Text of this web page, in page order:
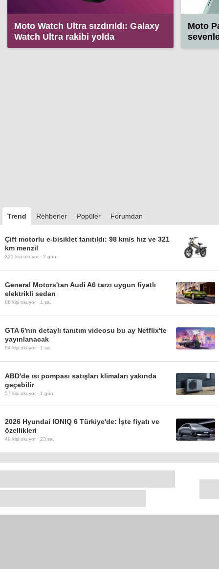
Moto Watch Ultra sızdırıldı: Galaxy
Watch Ultra rakibi yolda
Moto
Trend Rehberler Popüler Forumdan
Çift motorlu e-bisiklet tanıtıldı: 98 km/s hız ve 321
km menzil
321 kişi okuyor · 2 gün
General Motors'tan Audi A6 tarzı uygun fiyatlı
elektrikli sedan
86 kişi okuyor · 1 sa.
GTA 6'nın detaylı tanıtım videosu bu ay Netflix'te
yayınlanacak
84 kişi okuyor · 1 sa.
ABD'de ısı pompası satışları klimaları yakında
geçebilir
57 kişi okuyor · 1 gün
2026 Hyundai IONIQ 6 Türkiye'de: İşte fiyatı ve
özellikleri
49 kişi okuyor · 23 sa.